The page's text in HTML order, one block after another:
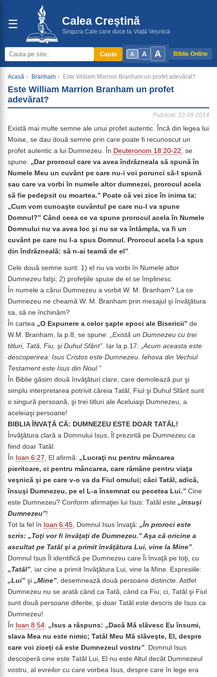
☰ Calea Creștină
Singura Cale care duce la Viață Veșnică
A A A Biblie Online
Cauta
Acasă › Branham › Este William Marrion Branham un profet adevărat?
Este William Marrion Branham un profet
adevărat?
Publicat: 10.09.2014
Există mai multe semne ale unui profet autentic. Încă din legea lui
Moise, se dau două semne prin care poate fi recunoscut un
profet autentic a lui Dumnezeu. În Deuteronom 18:20-22, se
spune: „Dar prorocul care va avea îndrăzneala să spună în
Numele Meu un cuvânt pe care nu-i voi porunci să-l spună
sau care va vorbi în numele altor dumnezei, prorocul acela
să fie pedepsit cu moartea.” Poate că vei zice în inima ta:
„Cum vom cunoaşte cuvântul pe care nu-l va spune
Domnul?” Când ceea ce va spune prorocul acela în Numele
Domnului nu va avea loc şi nu se va întâmpla, va fi un
cuvânt pe care nu l-a spus Domnul. Prorocul acela l-a spus
din îndrăzneală: să n-ai teamă de el”.
Cele două semne sunt: 1) el nu va vorbi în Numele altor
Dumnezeu falşi; 2) profeţiile spuse de el se împlinesc.
În numele a cărui Dumnezeu a vorbit W. M. Branham? La ce
Dumnezeu ne cheamă W. M. Branham prin mesajul şi învăţătura
sa, să ne închinăm?
În cartea „O Expunere a celor şapte epoci ale Bisericii” de
W.M. Branham, la p.8, se spune: „Există un Dumnezeu cu trei
titluri, Tată, Fiu, şi Duhul Sfânt”. Iar la p.17: „Acum aceasta este
descoperirea: Isus Cristos este Dumnezeu. Iehova din Vechiul
Testament este Isus din Noul.”
În Biblie găsim două învăţături clare, care demolează pur şi
simplu interpretarea potrivit căreia Tatăl, Fiul şi Duhul Sfânt sunt
o singură persoană, şi trei titluri ale Aceluiaşi Dumnezeu, a
aceleiaşi persoane!
BIBLIA ÎNVAŢĂ CĂ: DUMNEZEU ESTE DOAR TATĂL!
Învăţătura clară a Domnului Isus, Îl prezintă pe Dumnezeu ca
fiind doar Tatăl.
În Ioan 6:27, El afirmă: „ Lucraţi nu pentru mâncarea
pieritoare, ci pentru mâncarea, care rămâne pentru viaţa
veşnică şi pe care v-o va da Fiul omului; căci Tatăl, adică,
însuşi Dumnezeu, pe el L-a însemnat cu pecetea Lui.” Cine
este Dumnezeu? Conform afirmaţiei lui Isus: Tatăl este „însuşi
Dumnezeu”!
Tot la fel în Ioan 6:45, Domnul Isus învaţă: „În proroci este
scris: „Toţi vor fi învăţaţi de Dumnezeu.” Aşa că oricine a
ascultat pe Tatăl şi a primit învăţătura Lui, vine la Mine”.
Domnul Isus Îl identifică pe Dumnezeu care Îi învaţă pe toţi, cu
„Tatăl”, iar cine a primit învăţătura Lui, vine la Mine. Expresiile:
„Lui” şi „Mine”, desemnează două persoane distincte. Astfel
Dumnezeu nu se arată când ca Tată, când ca Fiu; ci, Tatăl şi Fiul
sunt două persoane diferite, şi doar Tatăl este descris de Isus ca
Dumnezeu!
În Ioan 8:54: „ Isus a răspuns: „Dacă Mă slăvesc Eu însumi,
slava Mea nu este nimic; Tatăl Meu Mă slăveşte, El, despre
care voi ziceţi că este Dumnezeul vostru”. Domnul Isus
descoperă cine este Tatăl Lui, El nu este Altul decât Dumnezeul
vostru, al evreilor cu care vorbea Isus, despre care în lege era